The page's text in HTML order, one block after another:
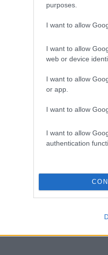
purposes.
I want to allow
I want to allow
web or device
I want to allow
or app.
I want to allow
I want to allow
authentication
στον Έβρο
με... ντολμαδάκια